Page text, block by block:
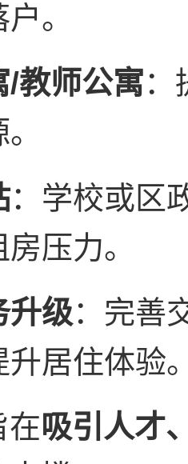
。
/教师公寓：
：学校或区
压力。
升级：完善
升居住体验
在吸引人才